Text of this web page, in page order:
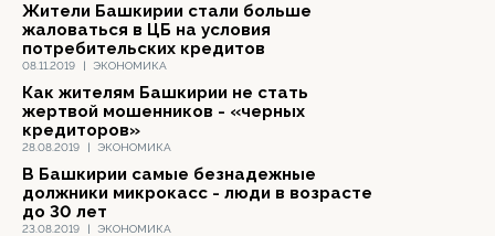
08.11.2019 | ЭКОНОМИКА
Жители Башкирии стали больше
жаловаться в ЦБ на условия
потребительских кредитов
28.08.2019 | ЭКОНОМИКА
Как жителям Башкирии не стать
жертвой мошенников - «черных
кредиторов»
23.08.2019 | ЭКОНОМИКА
В Башкирии самые безнадежные
должники микрокасс - люди в возрасте
до 30 лет